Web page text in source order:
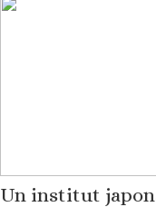
Un institut